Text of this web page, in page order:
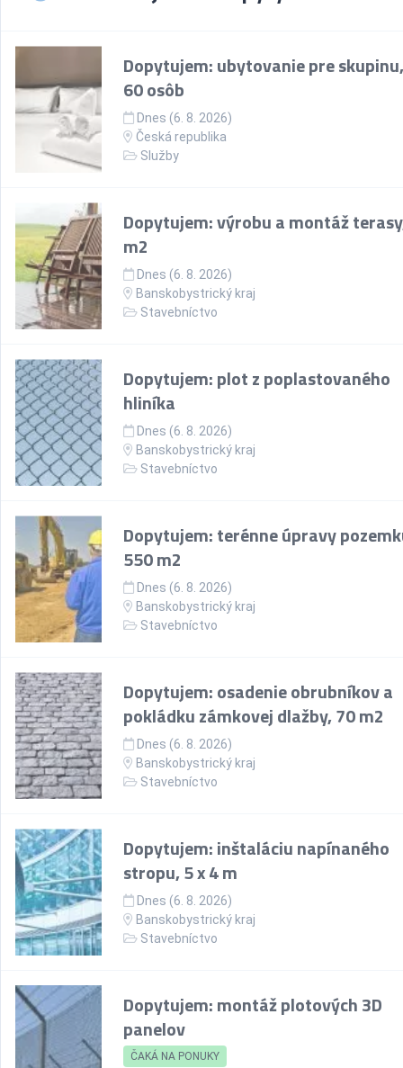
Dopytujem: ubytovanie pre
60 osôb
Dnes (6. 8. 2026)
Česká republika
Služby
Dopytujem: výrobu a montáž
m2
Dnes (6. 8. 2026)
Banskobystrický kraj
Stavebníctvo
Dopytujem: plot z poplastovaného
hliníka
Dnes (6. 8. 2026)
Banskobystrický kraj
Stavebníctvo
Dopytujem: terénne úpravy
550 m2
Dnes (6. 8. 2026)
Banskobystrický kraj
Stavebníctvo
Dopytujem: osadenie obrubníkov a
pokládku zámkovej dlažby, 70 m2
Dnes (6. 8. 2026)
Banskobystrický kraj
Stavebníctvo
Dopytujem: inštaláciu napínaného
stropu, 5 x 4 m
Dnes (6. 8. 2026)
Banskobystrický kraj
Stavebníctvo
Dopytujem: montáž plotových 3D
panelov
ČAKÁ NA PONUKY